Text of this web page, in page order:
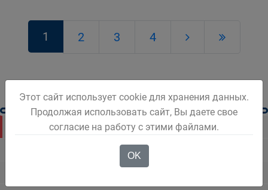
1 2 3 4
Новости Белова
Этот сайт использует cookie для хранения данных.
Продолжая использовать сайт, Вы даете свое
согласие на работу с этими файлами.
OK